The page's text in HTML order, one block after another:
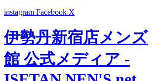
instagram Facebook X
伊勢丹新宿店メンズ
館 公式メディア -